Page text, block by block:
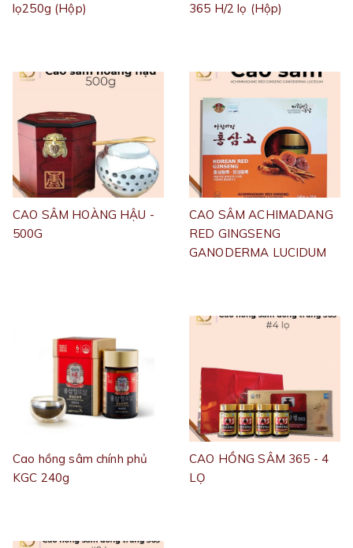
lọ250g (Hộp)
365 H/2 lọ (Hộp)
CAO SÂM HOÀNG HẬU -
500G
CAO SÂM ACHIMADANG
RED GINGSENG
GANODERMA LUCIDUM
Cao hồng sâm chính phủ
KGC 240g
CAO HỒNG SÂM 365 - 4
LỌ